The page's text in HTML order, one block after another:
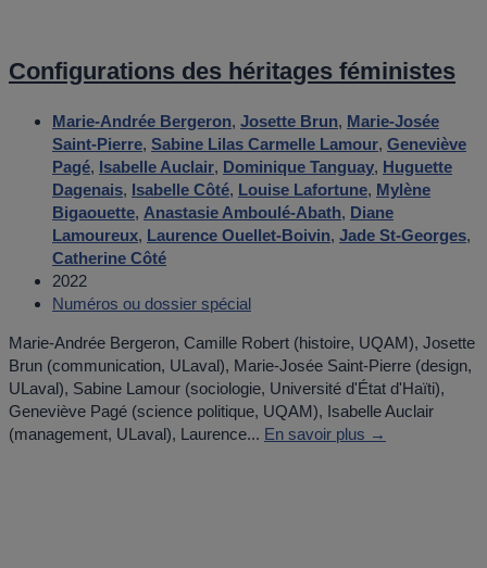
Configurations des héritages féministes
Marie-Andrée Bergeron, Josette Brun, Marie-Josée
Saint-Pierre, Sabine Lilas Carmelle Lamour, Geneviève
Pagé, Isabelle Auclair, Dominique Tanguay, Huguette
Dagenais, Isabelle Côté, Louise Lafortune, Mylène
Bigaouette, Anastasie Amboulé-Abath, Diane
Lamoureux, Laurence Ouellet-Boivin, Jade St-Georges,
Catherine Côté
2022
Numéros ou dossier spécial
Marie-Andrée Bergeron, Camille Robert (histoire, UQAM), Josette
Brun (communication, ULaval), Marie-Josée Saint-Pierre (design,
ULaval), Sabine Lamour (sociologie, Université d'État d'Haïti),
Geneviève Pagé (science politique, UQAM), Isabelle Auclair
(management, ULaval), Laurence... En savoir plus →